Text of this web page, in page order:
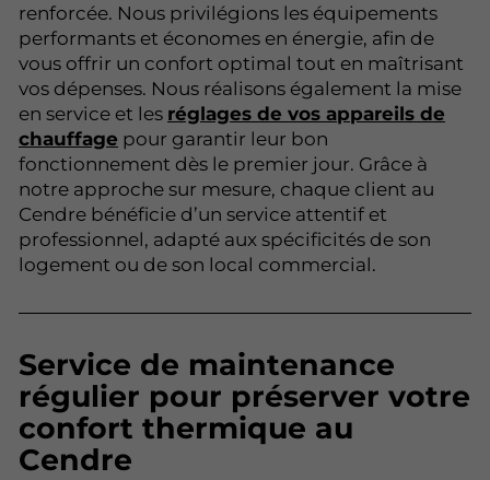
renforcée. Nous privilégions les équipements
performants et économes en énergie, afin de
vous offrir un confort optimal tout en maîtrisant
vos dépenses. Nous réalisons également la mise
en service et les réglages de vos appareils de
chauffage pour garantir leur bon
fonctionnement dès le premier jour. Grâce à
notre approche sur mesure, chaque client au
Cendre bénéficie d’un service attentif et
professionnel, adapté aux spécificités de son
logement ou de son local commercial.
Service de maintenance
régulier pour préserver votre
confort thermique au
Cendre